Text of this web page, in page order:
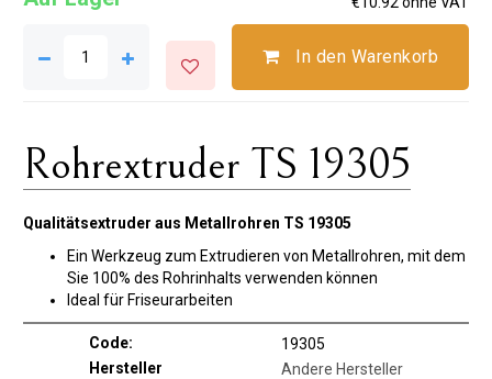
In den Warenkorb
Rohrextruder TS 19305
Qualitätsextruder aus Metallrohren TS 19305
Ein Werkzeug zum Extrudieren von Metallrohren, mit dem
Sie 100% des Rohrinhalts verwenden können
Ideal für Friseurarbeiten
Code:
19305
Hersteller
Andere Hersteller